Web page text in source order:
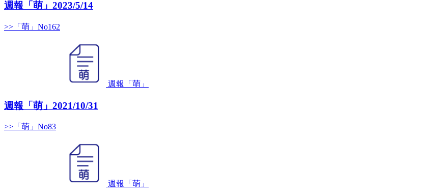
週報「萌」2023/5/14
>>「萌」No162
週報「萌」
週報「萌」2021/10/31
>>「萌」No83
週報「萌」